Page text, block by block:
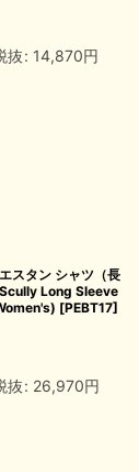
抜: 14,870円
スタン シャツ（長
Long Sleeve
[PEBT17]
抜: 26,970円